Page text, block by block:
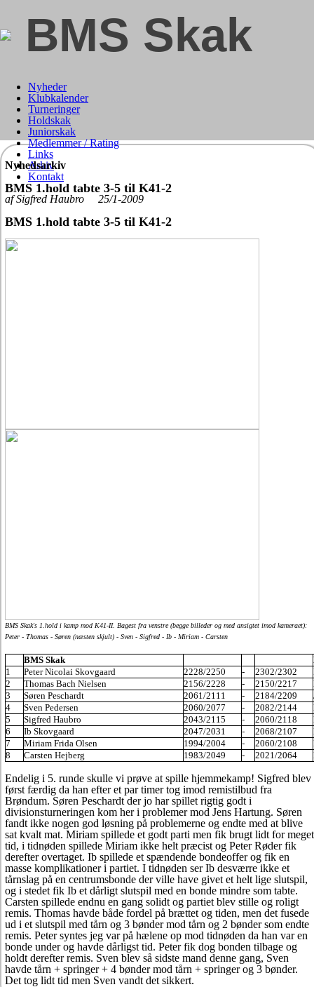
BMS Skak
Nyheder
Klubkalender
Turneringer
Holdskak
Juniorskak
Medlemmer / Rating
Links
Arkiv
Kontakt
Nyhedsarkiv
BMS 1.hold tabte 3-5 til K41-2
af Sigfred Haubro 25/1-2009
BMS 1.hold tabte 3-5 til K41-2
BMS Skak's 1.hold i kamp mod K41-II. Bagest fra venstre (begge billeder og med ansigtet imod kameraet):
Peter - Thomas - Søren (næsten skjult) - Sven - Sigfred - Ib - Miriam - Carsten
BMS Skak
1
Peter Nicolai Skovgaard 2228/2250 - 2302/2302
2
Thomas Bach Nielsen 2156/2228 - 2150/2217
3
Søren Peschardt 2061/2111 - 2184/2209
4
Sven Pedersen 2060/2077 - 2082/2144
5
Sigfred Haubro 2043/2115 - 2060/2118
6
Ib Skovgaard 2047/2031 - 2068/2107
7
Miriam Frida Olsen 1994/2004 - 2060/2108
8
Carsten Hejberg 1983/2049 - 2021/2064
Endelig i 5. runde skulle vi prøve at spille hjemmekamp! Sigfred blev
først færdig da han efter et par timer tog imod remistilbud fra
Brøndum. Søren Peschardt der jo har spillet rigtig godt i
divisionsturneringen kom her i problemer mod Jens Hartung. Søren
fandt ikke nogen god løsning på problemerne og endte med at blive
sat kvalt mat. Miriam spillede et godt parti men fik brugt lidt for meget
tid, i tidnøden spillede Miriam ikke helt præcist og Peter Røder fik
derefter overtaget. Ib spillede et spændende bondeoffer og fik en
masse komplikationer i partiet. I tidnøden ser Ib desværre ikke et
tårnslag på en centrumsbonde der ville have givet et helt lige slutspil,
og i stedet fik Ib et dårligt slutspil med en bonde mindre som tabte.
Carsten spillede endnu en gang solidt og partiet blev stille og roligt
remis. Thomas havde både fordel på brættet og tiden, men det fusede
ud i et slutspil med tårn og 3 bønder mod tårn og 2 bønder som endte
remis. Peter syntes jeg var på hælene op mod tidnøden da han var en
bonde under og havde dårligst tid. Peter fik dog bonden tilbage og
holdt derefter remis. Sven blev så sidste mand denne gang, Sven
havde tårn + springer + 4 bønder mod tårn + springer og 3 bønder.
Det tog lidt tid men Sven vandt det sikkert.